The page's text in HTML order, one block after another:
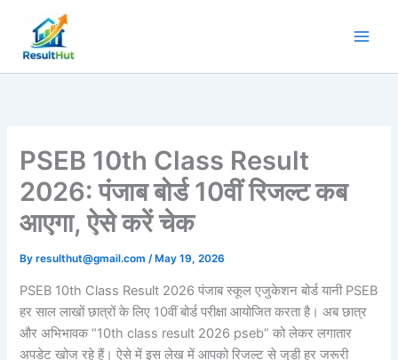
content
PSEB 10th Class Result
2026: पंजाब बोर्ड 10वीं रिजल्ट कब
आएगा, ऐसे करें चेक
Byresulthut@gmail.com/ May 19, 2026
PSEB 10th Class Result 2026 पंजाब स्कूल एजुकेशन बोर्ड यानी PSEB
हर साल लाखों छात्रों के लिए 10वीं बोर्ड परीक्षा आयोजित करता है। अब छात्र
और अभिभावक “10th class result 2026 pseb” को लेकर लगातार
अपडेट खोज रहे हैं। ऐसे में इस लेख में आपको रिजल्ट से जुड़ी हर जरूरी